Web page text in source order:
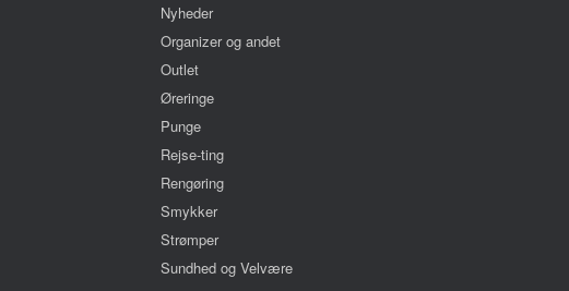
Nyheder
Organizer og andet
Outlet
Øreringe
Punge
Rejse-ting
Rengøring
Smykker
Strømper
Sundhed og Velvære